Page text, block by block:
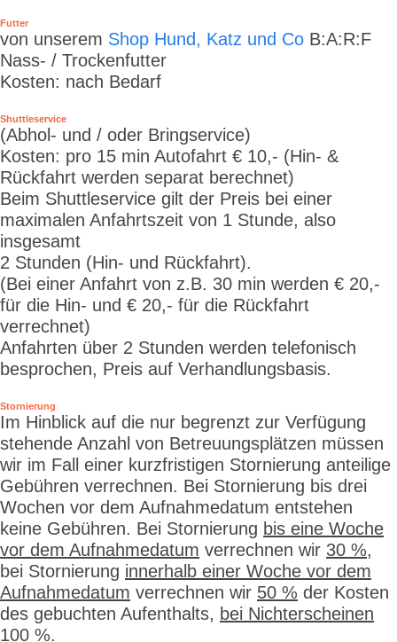
Futter
von unserem Shop Hund, Katz und Co B:A:R:F
Nass- / Trockenfutter
Kosten: nach Bedarf
Shuttleservice
(Abhol- und / oder Bringservice)
Kosten: pro 15 min Autofahrt € 10,- (Hin- &
Rückfahrt werden separat berechnet)
Beim Shuttleservice gilt der Preis bei einer
maximalen Anfahrtszeit von 1 Stunde, also
insgesamt
2 Stunden (Hin- und Rückfahrt).
(Bei einer Anfahrt von z.B. 30 min werden € 20,-
für die Hin- und € 20,- für die Rückfahrt
verrechnet)
Anfahrten über 2 Stunden werden telefonisch
besprochen, Preis auf Verhandlungsbasis.
Stornierung
Im Hinblick auf die nur begrenzt zur Verfügung
stehende Anzahl von Betreuungsplätzen müssen
wir im Fall einer kurzfristigen Stornierung anteilige
Gebühren verrechnen. Bei Stornierung bis drei
Wochen vor dem Aufnahmedatum entstehen
keine Gebühren. Bei Stornierung bis eine Woche
vor dem Aufnahmedatum verrechnen wir 30 %,
bei Stornierung innerhalb einer Woche vor dem
Aufnahmedatum verrechnen wir 50 % der Kosten
des gebuchten Aufenthalts, bei Nichterscheinen
100 %.